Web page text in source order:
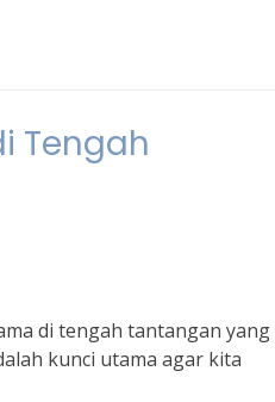
Tengah
di tengah tantangan yang
kunci utama agar kita